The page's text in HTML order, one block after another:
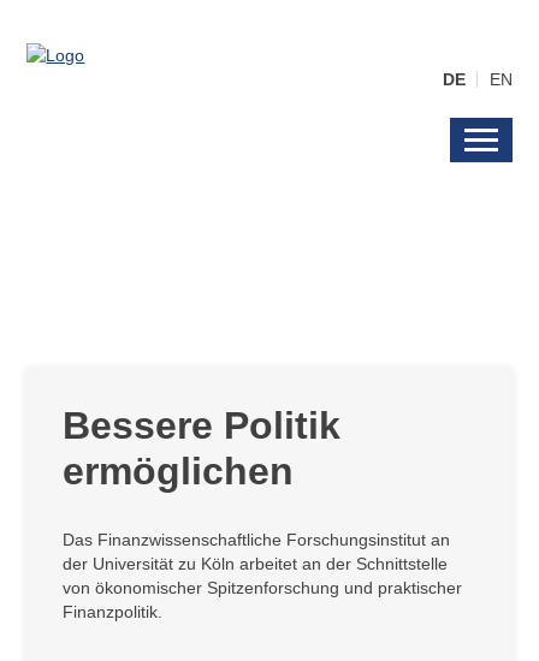
DE EN
Bessere Politik
ermöglichen
Das Finanzwissenschaftliche Forschungsinstitut an
der Universität zu Köln arbeitet an der Schnittstelle
von ökonomischer Spitzenforschung und praktischer
Finanzpolitik.